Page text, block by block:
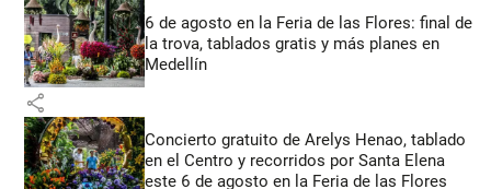
6 de agosto en la Feria de las Flores: final de
la trova, tablados gratis y más planes en
Medellín
share
Concierto gratuito de Arelys Henao, tablado
en el Centro y recorridos por Santa Elena
este 6 de agosto en la Feria de las Flores